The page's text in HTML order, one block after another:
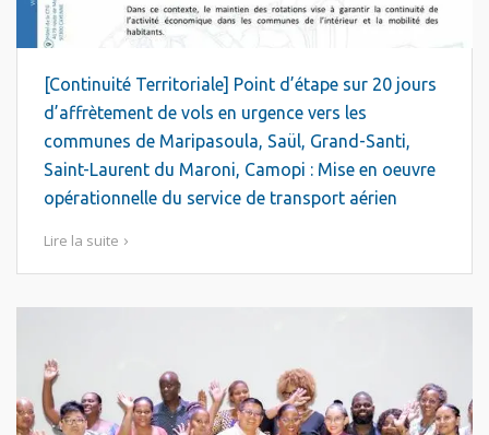
[Continuité Territoriale] Point d’étape sur 20 jours
d’affrètement de vols en urgence vers les
communes de Maripasoula, Saül, Grand-Santi,
Saint-Laurent du Maroni, Camopi : Mise en oeuvre
opérationnelle du service de transport aérien
Lire la suite